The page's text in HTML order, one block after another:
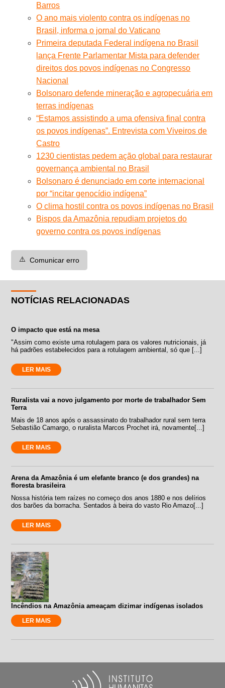
Barros
O ano mais violento contra os indígenas no
Brasil, informa o jornal do Vaticano
Primeira deputada Federal indígena no Brasil
lança Frente Parlamentar Mista para defender
direitos dos povos indígenas no Congresso
Nacional
Bolsonaro defende mineração e agropecuária em
terras indígenas
“Estamos assistindo a uma ofensiva final contra
os povos indígenas”. Entrevista com Viveiros de
Castro
1230 cientistas pedem ação global para restaurar
governança ambiental no Brasil
Bolsonaro é denunciado em corte internacional
por “incitar genocídio indígena”
O clima hostil contra os povos indígenas no Brasil
Bispos da Amazônia repudiam projetos do
governo contra os povos indígenas
⚠️ Comunicar erro
NOTÍCIAS RELACIONADAS
O impacto que está na mesa
"Assim como existe uma rotulagem para os valores nutricionais, já
há padrões estabelecidos para a rotulagem ambiental, só que [...]
LER MAIS
Ruralista vai a novo julgamento por morte de trabalhador Sem
Terra
Mais de 18 anos após o assassinato do trabalhador rural sem terra
Sebastião Camargo, o ruralista Marcos Prochet irá, novamente[...]
LER MAIS
Arena da Amazônia é um elefante branco (e dos grandes) na
floresta brasileira
Nossa história tem raízes no começo dos anos 1880 e nos delírios
dos barões da borracha. Sentados à beira do vasto Rio Amazo[...]
LER MAIS
Incêndios na Amazônia ameaçam dizimar indígenas isolados
LER MAIS